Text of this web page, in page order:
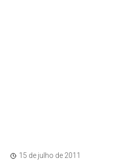
15 de julho de 2011